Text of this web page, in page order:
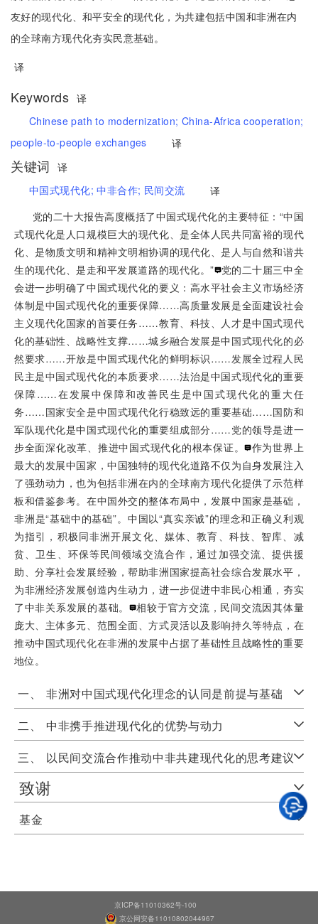
友好的现代化、和平安全的现代化，为共建包括中国和非洲在内
的全球南方现代化夯实民意基础。
译
Keywords 译
Chinese path to modernization;China-Africa cooperation;
people-to-people exchanges
译
关键词
译
中国式现代化;中非合作; 民间交流
译
党的二十大报告高度概括了中国式现代化的主要特征：“中国
式现代化是人口规模巨大的现代化、是全体人民共同富裕的现代
化、是物质文明和精神文明相协调的现代化、是人与自然和谐共
生的现代化、是走和平发展道路的现代化。” 党的二十届三中全
会进一步明确了中国式现代化的要义：高水平社会主义市场经济
体制是中国式现代化的重要保障……高质量发展是全面建设社会
主义现代化国家的首要任务……教育、科技、人才是中国式现代
化的基础性、战略性支撑……城乡融合发展是中国式现代化的必
然要求……开放是中国式现代化的鲜明标识……发展全过程人民
民主是中国式现代化的本质要求……法治是中国式现代化的重要
保障……在发展中保障和改善民生是中国式现代化的重大任
务……国家安全是中国式现代化行稳致远的重要基础……国防和
军队现代化是中国式现代化的重要组成部分……党的领导是进一
步全面深化改革、推进中国式现代化的根本保证。 作为世界上
最大的发展中国家，中国独特的现代化道路不仅为自身发展注入
了强劲动力，也为包括非洲在内的全球南方现代化提供了示范样
板和借鉴参考。在中国外交的整体布局中，发展中国家是基础，
非洲是“基础中的基础”。中国以“真实亲诚”的理念和正确义利观
为指引，积极同非洲开展文化、媒体、教育、科技、智库、减
贫、卫生、环保等民间领域交流合作，通过加强交流、提供援
助、分享社会发展经验，帮助非洲国家提高社会综合发展水平，
为非洲经济发展创造内生动力，进一步促进中非民心相通，夯实
了中非关系发展的基础。 相较于官方交流，民间交流因其体量
庞大、主体多元、范围全面、方式灵活以及影响持久等特点，在
推动中国式现代化在非洲的发展中占据了基础性且战略性的重要
地位。
一、
非洲对中国式现代化理念的认同是前提与基础
二、
中非携手推进现代化的优势与动力
三、
以民间交流合作推动中非共建现代化的思考建议
致谢
基金
京ICP备11010362号-100
京公网安备11010802044967